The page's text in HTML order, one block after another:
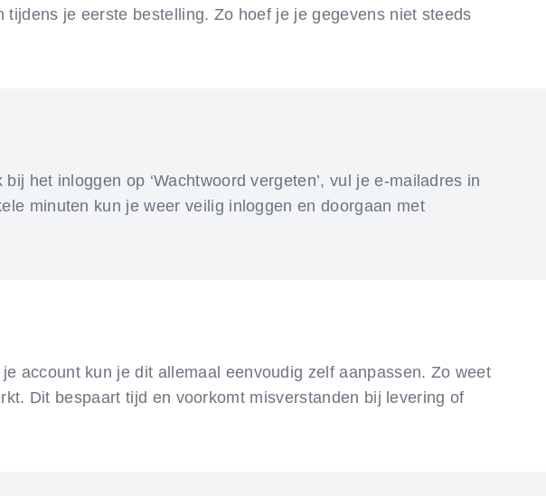
je eerste bestelling. Zo hoef je je gegevens niet steeds
het inloggen op ‘Wachtwoord vergeten’, vul je e-mailadres in
minuten kun je weer veilig inloggen en doorgaan met
account kun je dit allemaal eenvoudig zelf aanpassen. Zo weet
Dit bespaart tijd en voorkomt misverstanden bij levering of